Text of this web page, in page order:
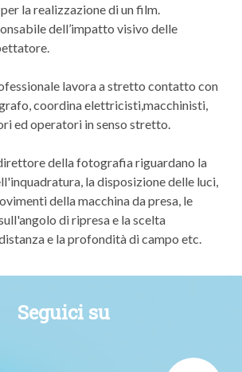
la realizzazione di un film.
dell’impatto visivo delle
lavora a stretto contatto con
coordina elettricisti,macchinisti,
ed operatori in senso stretto.
della fotografia riguardano la
la disposizione delle luci,
della macchina da presa, le
di ripresa e la scelta
e la profondità di campo etc.
Seguici su